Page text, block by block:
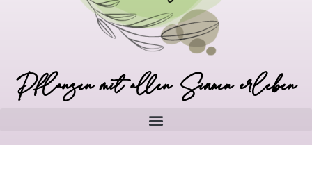
Pflanzen mit allen Sinnen erleben